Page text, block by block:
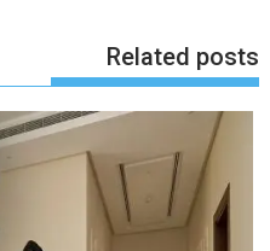
Related posts